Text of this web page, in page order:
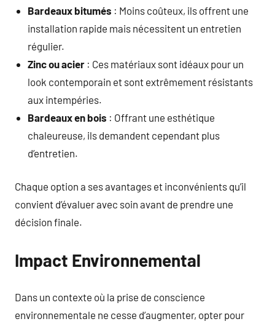
Bardeaux bitumés : Moins coûteux, ils offrent une
installation rapide mais nécessitent un entretien
régulier.
Zinc ou acier : Ces matériaux sont idéaux pour un
look contemporain et sont extrêmement résistants
aux intempéries.
Bardeaux en bois : Offrant une esthétique
chaleureuse, ils demandent cependant plus
d’entretien.
Chaque option a ses avantages et inconvénients qu’il
convient d’évaluer avec soin avant de prendre une
décision finale.
Impact Environnemental
Dans un contexte où la prise de conscience
environnementale ne cesse d’augmenter, opter pour